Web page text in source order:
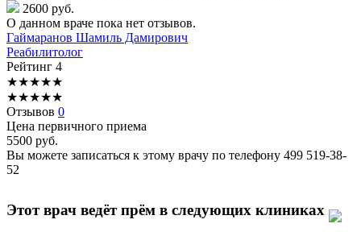
2600 руб.
О данном враче пока нет отзывов.
Гаймаранов Шамиль Дамирович
Реабилитолог
Рейтинг 4
★★★★★
★★★★★
Отзывов 0
Цена первичного приема
5500 руб.
Вы можете записаться к этому врачу по телефону 499 519-38-
52
Этот врач ведёт прём в следующих клиниках